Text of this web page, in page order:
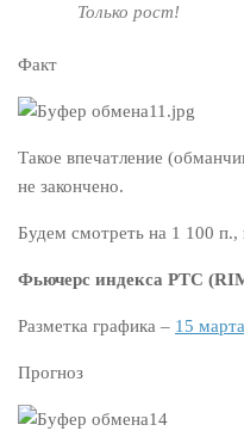
Только рост!
Факт
Такое впечатление
не закончено.
Будем смотреть на 1 100
Фьючерс индекса РТС (
Разметка графика – 15 марта
Прогноз